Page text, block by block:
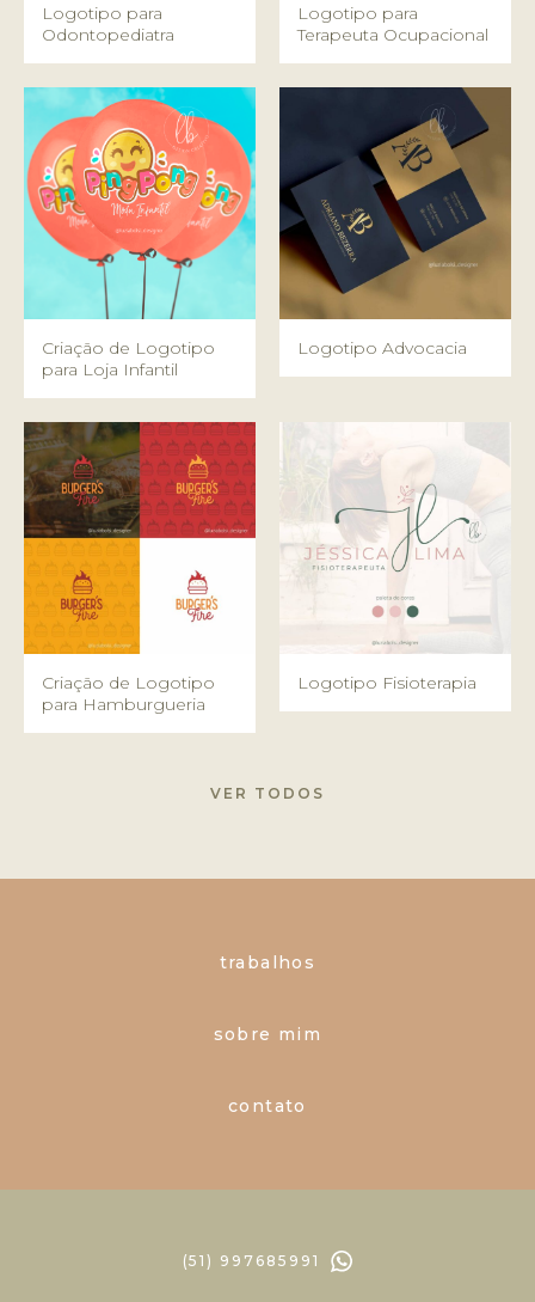
Logotipo para
Odontopediatra
Logotipo para
Terapeuta Ocupacional
Criação de Logotipo
para Loja Infantil
Logotipo Advocacia
Criação de Logotipo
para Hamburgueria
Logotipo Fisioterapia
VER TODOS
trabalhos
sobre mim
contato
(51) 997685991